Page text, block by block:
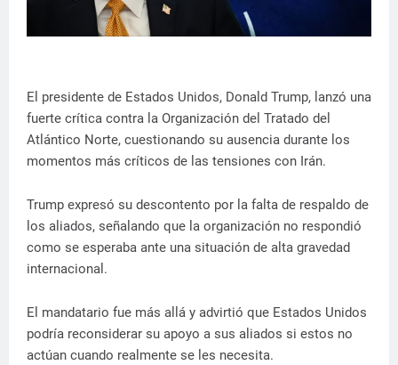
El presidente de Estados Unidos, Donald Trump, lanzó una
fuerte crítica contra la Organización del Tratado del
Atlántico Norte, cuestionando su ausencia durante los
momentos más críticos de las tensiones con Irán.
Trump expresó su descontento por la falta de respaldo de
los aliados, señalando que la organización no respondió
como se esperaba ante una situación de alta gravedad
internacional.
El mandatario fue más allá y advirtió que Estados Unidos
podría reconsiderar su apoyo a sus aliados si estos no
actúan cuando realmente se les necesita.